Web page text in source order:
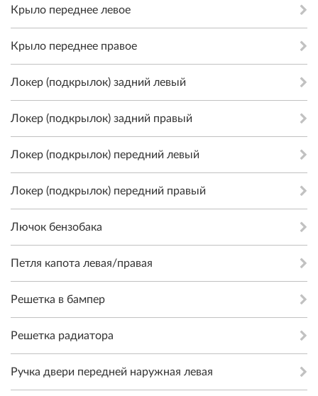
Крыло переднее левое
Крыло переднее правое
Локер (подкрылок) задний левый
Локер (подкрылок) задний правый
Локер (подкрылок) передний левый
Локер (подкрылок) передний правый
Лючок бензобака
Петля капота левая/правая
Решетка в бампер
Решетка радиатора
Ручка двери передней наружная левая